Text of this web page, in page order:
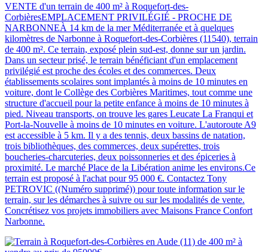
VENTE d'un terrain de 400 m² à Roquefort-des-
CorbièresEMPLACEMENT PRIVILÉGIÉ - PROCHE DE
NARBONNEÀ 14 km de la mer Méditerranée et à quelques
kilomètres de Narbonne à Roquefort-des-Corbières (11540), terrain
de 400 m². Ce terrain, exposé plein sud-est, donne sur un jardin.
Dans un secteur prisé, le terrain bénéficiant d'un emplacement
privilégié est proche des écoles et des commerces. Deux
établissements scolaires sont implantés à moins de 10 minutes en
voiture, dont le Collège des Corbières Maritimes, tout comme une
structure d'accueil pour la petite enfance à moins de 10 minutes à
pied. Niveau transports, on trouve les gares Leucate La Franqui et
Port-la-Nouvelle à moins de 10 minutes en voiture. L'autoroute A9
est accessible à 5 km. Il y a des tennis, deux bassins de natation,
trois bibliothèques, des commerces, deux supérettes, trois
boucheries-charcuteries, deux poissonneries et des épiceries à
proximité. Le marché Place de la Libération anime les environs.Ce
terrain est proposé à l'achat pour 95 000 €. Contactez Tony
PETROVIC ((Numéro supprimé)) pour toute information sur le
terrain, sur les démarches à suivre ou sur les modalités de vente.
Concrétisez vos projets immobiliers avec Maisons France Confort
Narbonne.